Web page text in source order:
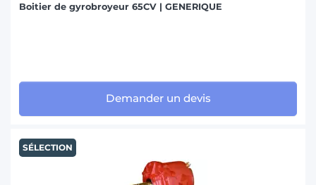
Boitier de gyrobroyeur 65CV | GENERIQUE
Demander un devis
SÉLECTION